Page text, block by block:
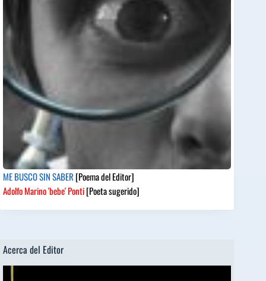
ME BUSCO SIN SABER [Poema del Editor]
Adolfo Marino 'bebe' Ponti[Poeta sugerido]
Acerca del Editor